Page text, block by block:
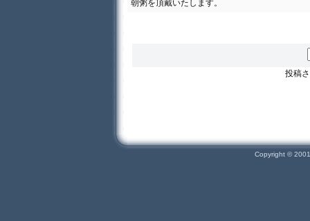
朝粥を頂戴いたします。
投稿
Copyright ©